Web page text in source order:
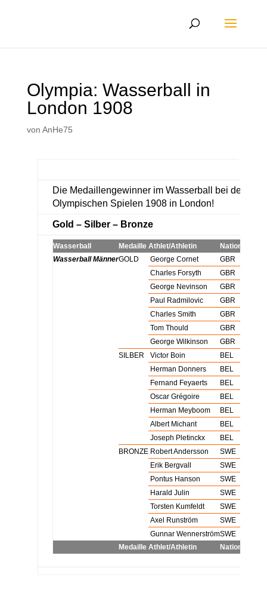
Olympia: Wasserball in
London 1908
von AnHe75
Die Medaillengewinner im Wasserball bei den
Olympischen Spielen 1908 in London!
Gold – Silber – Bronze
Wasserball Medaille Athlet/Athletin Nation
Wasserball MännerGOLD George Cornet
GBR
Charles Forsyth
GBR
George Nevinson
GBR
Paul Radmilovic
GBR
Charles Smith
GBR
Tom Thould
GBR
George Wilkinson
GBR
SILBER Victor Boin
BEL
Herman Donners
BEL
Fernand Feyaerts
BEL
Oscar Grégoire
BEL
Herman Meyboom
BEL
Albert Michant
BEL
Joseph Pletinckx
BEL
BRONZERobert Andersson
SWE
Erik Bergvall
SWE
Pontus Hanson
SWE
Harald Julin
SWE
Torsten Kumfeldt
SWE
Axel Runström
SWE
Gunnar WennerströmSWE
Medaille Athlet/Athletin Nation